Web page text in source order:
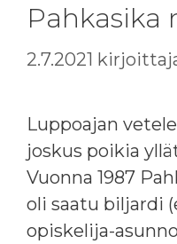
Pahkasika
2.7.2021
Luppoajan
joskus poikia
Vuonna 1987
oli saatu biljardi
opiskelija-